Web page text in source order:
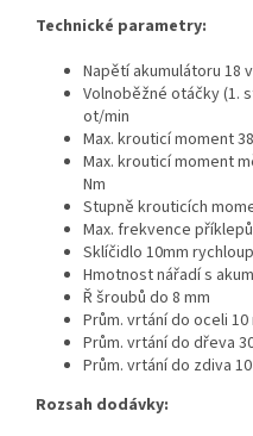
Technické parametry:
Napětí akumulátoru 18 v
Volnoběžné otáčky (1.
ot/min
Max. krouticí moment
Max. krouticí moment
Nm
Stupně krouticích
Max. frekvence příklepů
Sklíčidlo 10mm
Hmotnost nářadí s
Ř šroubů do 8 mm
Prům. vrtání do oceli 10
Prům. vrtání do dřeva
Prům. vrtání do zdiva
Rozsah dodávky: